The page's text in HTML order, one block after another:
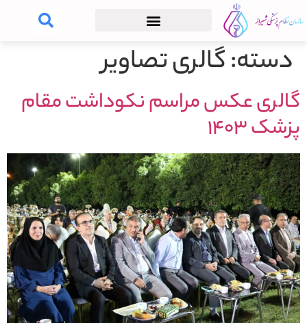
دسته:گالری تصاویر
گالری عکس مراسم نکوداشت مقام
پزشک ۱۴۰۳